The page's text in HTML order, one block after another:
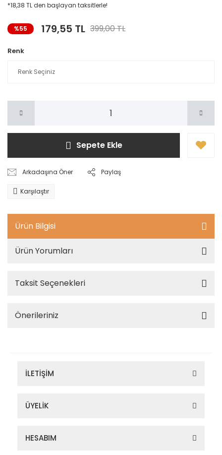
*18,38 TL den başlayan taksitlerle!
%55 179,55 TL 399,00 TL
Renk
Sepete Ekle
Arkadaşına Öner Paylaş
Karşılaştır
Ürün Bilgisi
Ürün Yorumları
Taksit Seçenekleri
Önerileriniz
İLETİŞİM
ÜYELİK
HESABIM